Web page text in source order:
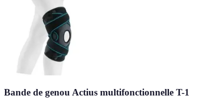
Bande de genou Actius multifonctionnelle T-1